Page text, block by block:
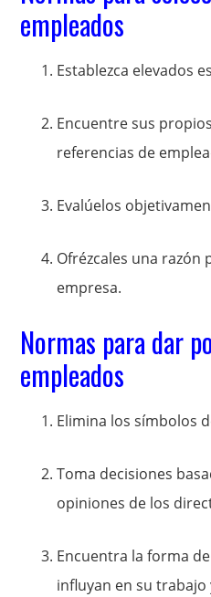
empleados
Establezca elevados
Encuentre sus
referencias de
Evalúelos
Ofrézcales una razón
empresa.
Normas para dar
empleados
Elimina los símbolos
Toma decisiones
opiniones de los
Encuentra la forma
influyan en su trabajo